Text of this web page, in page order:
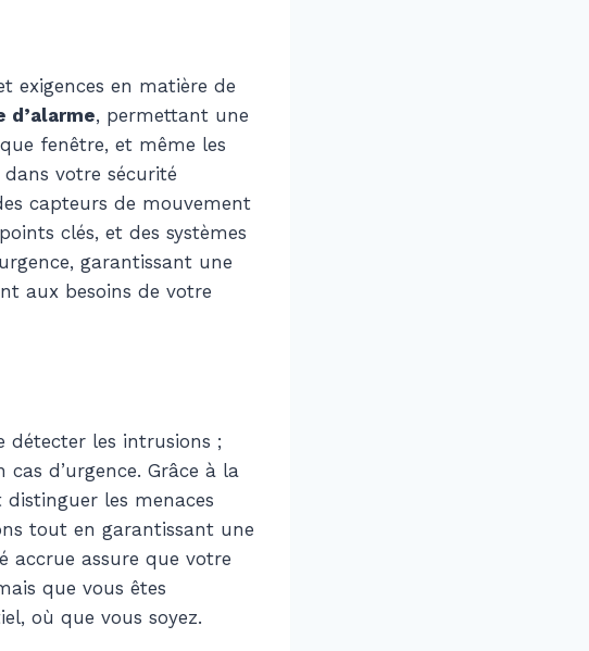
exigences en matière de
d’alarme, permettant une
fenêtre, et même les
dans votre sécurité
capteurs de mouvement
clés, et des systèmes
garantissant une
aux besoins de votre
détecter les intrusions ;
d’urgence. Grâce à la
distinguer les menaces
tout en garantissant une
accrue assure que votre
que vous êtes
où que vous soyez.